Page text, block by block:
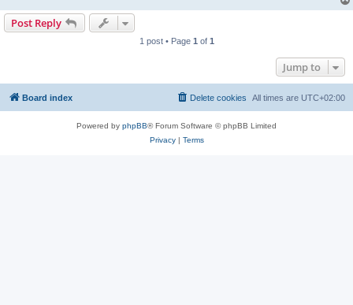
Post Reply
1 post • Page 1 of 1
Jump to
Board index All times are UTC+02:00
Delete cookies
Powered by phpBB® Forum Software © phpBB Limited
Privacy| Terms